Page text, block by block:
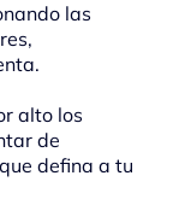
las
alto los
de
defina a tu